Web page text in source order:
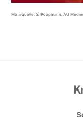
Motivquelle: S. Koopmann, AG